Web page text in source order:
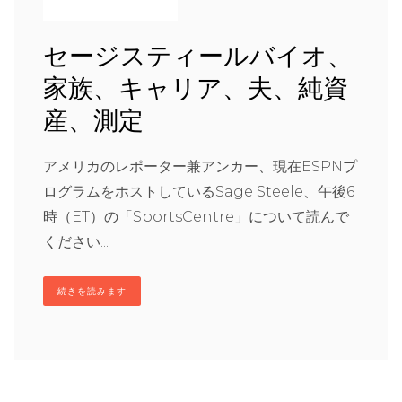
セージスティールバイオ、
家族、キャリア、夫、純資
産、測定
アメリカのレポーター兼アンカー、現在ESPNプ
ログラムをホストしているSage Steele、午後6
時（ET）の「SportsCentre」について読んで
ください...
続きを読みます